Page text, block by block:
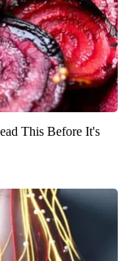
This Before It's